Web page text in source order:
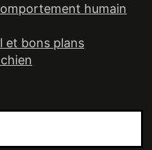
humain
et bons plans